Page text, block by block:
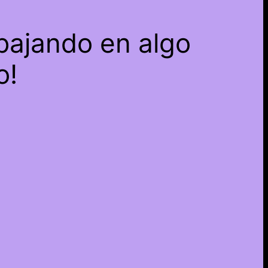
en algo